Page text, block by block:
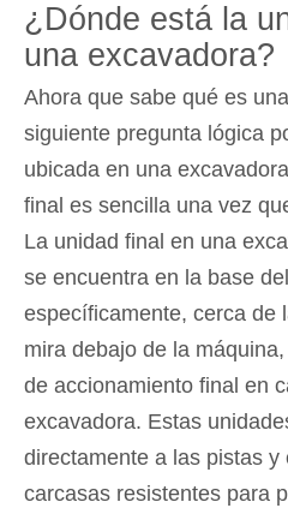
¿Dónde está la
una excavadora?
Ahora que sabe qué es
siguiente pregunta lógica
ubicada en una
final es sencilla una vez
La unidad final en una
se encuentra en la base
específicamente, cerca de
mira debajo de la
de accionamiento final en
excavadora. Estas
directamente a las pistas y
carcasas resistentes para